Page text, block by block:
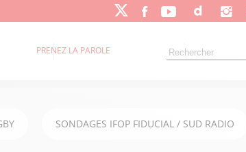
PRENEZ LA PAROLE
SONDAGES IFOP FIDUCIAL / SUD RADIO